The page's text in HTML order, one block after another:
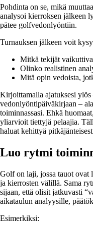
Pohdinta on se, mikä
analysoi kierroksen jälkeen
pätee golfvedonlyöntiin.
Turnauksen jälkeen voit
Mitkä tekijät
Olinko realistinen
Mitä opin vedoista,
Kirjoittamalla ajatuksesi
vedonlyöntipäiväkirjaan –
toiminnassasi. Ehkä
yliarvioit tiettyjä pelaajia.
haluat kehittyä
Luo rytmi
Golf on laji, jossa tauot ovat
ja kierrosten välillä. Sama
sijaan, että olisit jatkuvasti
aikataulun analyysille,
Esimerkiksi: